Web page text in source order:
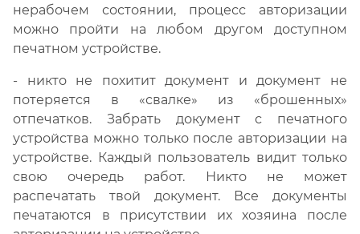
нерабочем состоянии, процесс авторизации
можно пройти на любом другом доступном
печатном устройстве.
- никто не похитит документ и документ не
потеряется в «свалке» из «брошенных»
отпечатков. Забрать документ с печатного
устройства можно только после авторизации на
устройстве. Каждый пользователь видит только
свою очередь работ. Никто не может
распечатать твой документ. Все документы
печатаются в присутствии их хозяина после